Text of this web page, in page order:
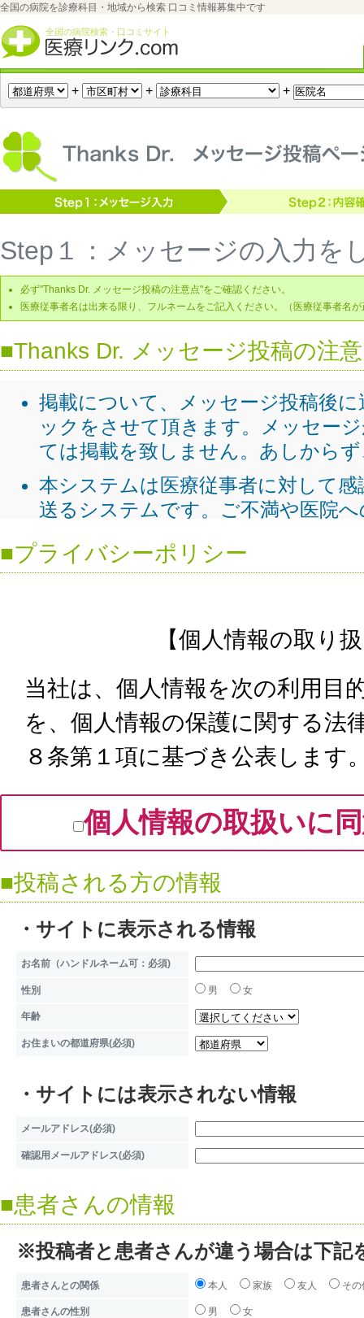
全国の病院を診療科目・地域から検索 口コミ情報募集中です
全国の病院検索・口コミサイト
+ + +
Thanks Dr.（サンクスドクター）メッセージ送信ページ
Step１：メッセージの入力を
必ず"Thanks Dr. メッセージ投稿の注意点"をご確認ください。
医療従事者名は出来る限り、フルネームをご記入ください。（医療従事者名
■Thanks Dr. メッセージ投稿の注
■プライバシーポリシー
【個人情報の取り
当社は、個人情報を次の利用目
を、個人情報の保護に関する法
８条第１項に基づき公表します
利用目的について
当サイトから取得した個人情
ビス、および当サイト運営のた
サイトの運営のために、ユーザ
などを取得することがあります
のサービス改善の目的にのみ使
当サイトより取得される個人情
す。
2）クッキー情報
3）アクセスユーザーのサーバ
4）アクセスユーザーのブラウ
※クッキーとは、Webサイトか
ーザーのコンピュータに期限
み、ユーザーがWebサイトを
などを記録、ユーザーを識別す
個人情報の取扱いに
■投稿される方の情報
・サイトに表示される情報
お名前（ハンドルネーム可：必須)
性別 男 女
年齢
お住まいの都道府県(必須)
・サイトには表示されない情報
メールアドレス(必須)
確認用メールアドレス(必須)
■患者さんの情報
※投稿者と患者さんが違う場合は下記
患者さんとの関係 本人 家族 友人 その
患者さんの性別 男 女